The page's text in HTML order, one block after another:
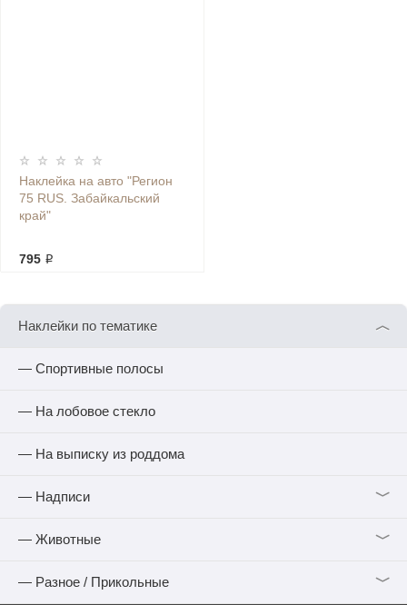
Наклейка на авто "Регион
75 RUS. Забайкальский
край"
795 ₽
Наклейки по тематике ︿
— Спортивные полосы
— На лобовое стекло
— На выписку из роддома
— Надписи ﹀
— Животные ﹀
— Разное / Прикольные ﹀